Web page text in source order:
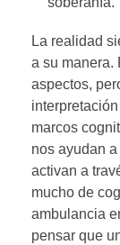
La realidad
a su manera.
aspectos,
marcos
nos ayudan
activan a
mucho de
ambulancia
pensar que